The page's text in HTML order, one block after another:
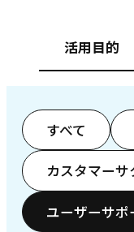
活用目的
すべて
カスタマー
ユーザーサポ